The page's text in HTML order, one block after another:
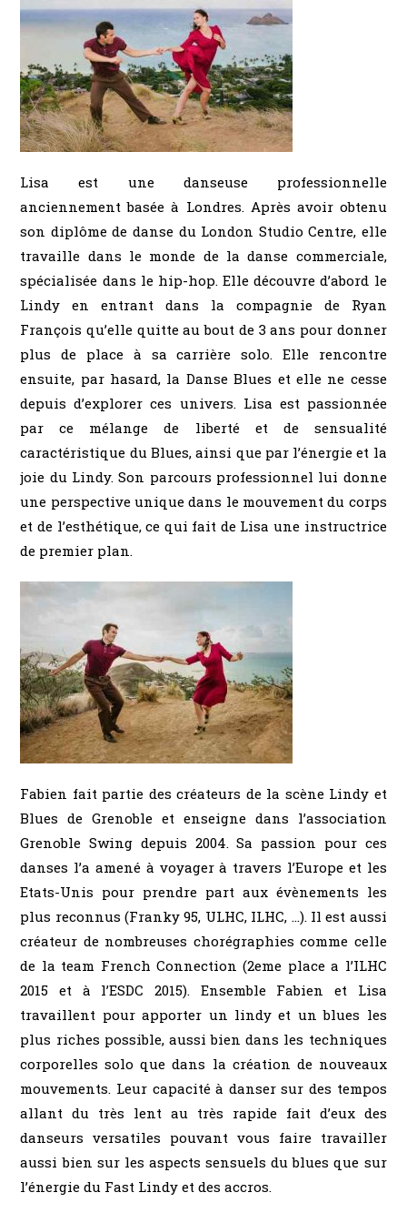
Lisa est une danseuse professionnelle
anciennement basée à Londres. Après avoir obtenu
son diplôme de danse du London Studio Centre, elle
travaille dans le monde de la danse commerciale,
spécialisée dans le hip-hop. Elle découvre d’abord le
Lindy en entrant dans la compagnie de Ryan
François qu’elle quitte au bout de 3 ans pour donner
plus de place à sa carrière solo. Elle rencontre
ensuite, par hasard, la Danse Blues et elle ne cesse
depuis d’explorer ces univers. Lisa est passionnée
par ce mélange de liberté et de sensualité
caractéristique du Blues, ainsi que par l’énergie et la
joie du Lindy. Son parcours professionnel lui donne
une perspective unique dans le mouvement du corps
et de l’esthétique, ce qui fait de Lisa une instructrice
de premier plan.
Fabien fait partie des créateurs de la scène Lindy et
Blues de Grenoble et enseigne dans l’association
Grenoble Swing depuis 2004. Sa passion pour ces
danses l’a amené à voyager à travers l’Europe et les
Etats-Unis pour prendre part aux évènements les
plus reconnus (Franky 95, ULHC, ILHC, …). Il est aussi
créateur de nombreuses chorégraphies comme celle
de la team French Connection (2eme place a l’ILHC
2015 et à l’ESDC 2015). Ensemble Fabien et Lisa
travaillent pour apporter un lindy et un blues les
plus riches possible, aussi bien dans les techniques
corporelles solo que dans la création de nouveaux
mouvements. Leur capacité à danser sur des tempos
allant du très lent au très rapide fait d’eux des
danseurs versatiles pouvant vous faire travailler
aussi bien sur les aspects sensuels du blues que sur
l’énergie du Fast Lindy et des accros.